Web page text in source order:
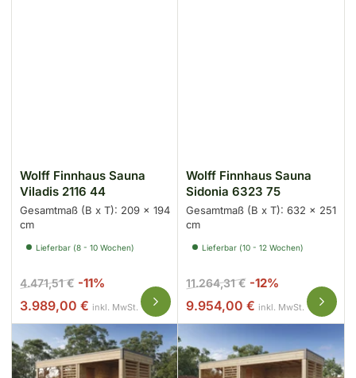
Wolff Finnhaus Sauna
Viladis 2116 44
Gesamtmaß (B x T): 209 x 194
cm
Lieferbar (8 - 10 Wochen)
Normaler
Preis
4.471,51 € -11% Ausverkaufspreis
3.989,00 € inkl. MwSt.
Wolff Finnhaus Sauna
Sidonia 6323 75
Gesamtmaß (B x T): 632 x 251
cm
Lieferbar (10 - 12 Wochen)
Normaler
Preis
11.264,31 € -12%
9.954,00 € inkl. MwSt.